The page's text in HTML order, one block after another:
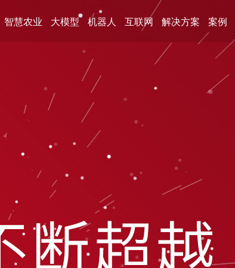
智慧农业 大模型 机器人 互联网 解决方案 案例